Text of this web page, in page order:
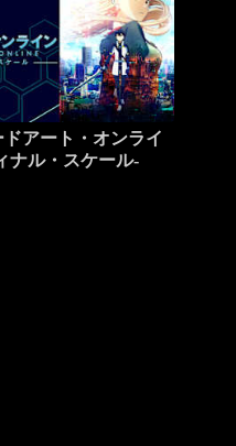
アート・オンライ
ナル・スケール-